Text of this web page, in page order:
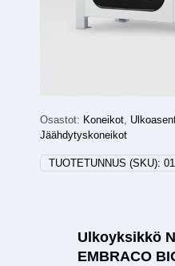
Osastot: Koneikot,
Jäähdytyskoneikot
TUOTETUNNUS (SKU):
Ulkoyksikkö
EMBRACO